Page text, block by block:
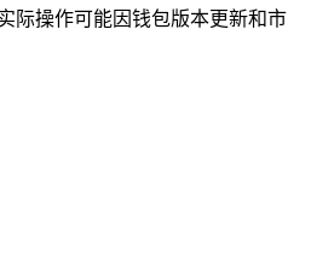
际操作可能因钱包版本更新和市